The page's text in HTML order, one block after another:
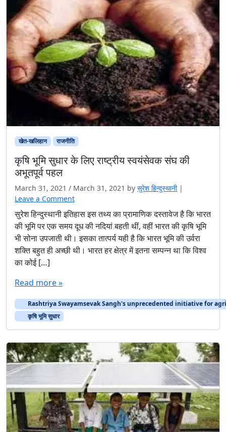
खेत-खलिहान राजनीति
कृषि भूमि सुधार के लिए राष्ट्रीय स्वयंसेवक संघ की
अभूतपूर्व पहल
March 31, 2021 / March 31, 2021 by सुरेश हिन्‍दुस्‍थानी |
Leave a Comment
सुरेश हिन्दुस्थानी इतिहास इस तथ्य का प्रामाणिक दस्तावेज है कि भारत
की भूमि पर एक समय दूध की नदियां बहती थीं, वहीं भारत की कृषि भूमि
भी सोना उपजाती थी। इसका तात्पर्य यही है कि भारत भूमि की उर्वरा
शक्ति बहुत ही अच्छी थी। भारत हर क्षेत्र में इतना सम्पन्न था कि विश्व
का कोई […]
Read more »
Rashtriya Swayamsevak Sangh's unprecedented initiative for
कृषि भूमि सुधार